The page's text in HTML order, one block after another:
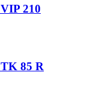
210
85 R